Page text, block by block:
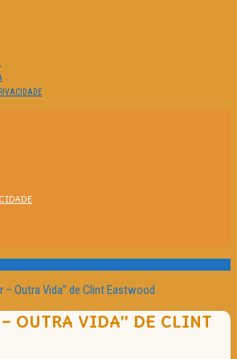
– Outra Vida” de Clint Eastwood
– OUTRA VIDA” DE CLINT